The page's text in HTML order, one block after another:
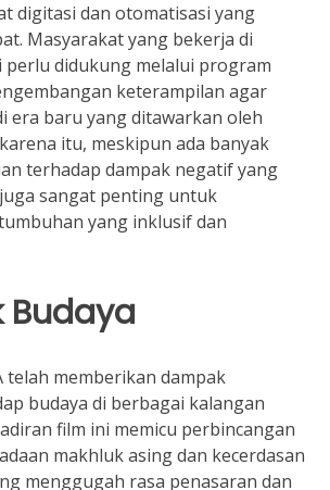
digitasi dan otomatisasi yang
Masyarakat yang bekerja di
didukung melalui program
keterampilan agar
era baru yang ditawarkan oleh
itu, meskipun ada banyak
terhadap dampak negatif yang
sangat penting untuk
yang inklusif dan
Budaya
telah memberikan dampak
budaya di berbagai kalangan
film ini memicu perbincangan
makhluk asing dan kecerdasan
menggugah rasa penasaran dan